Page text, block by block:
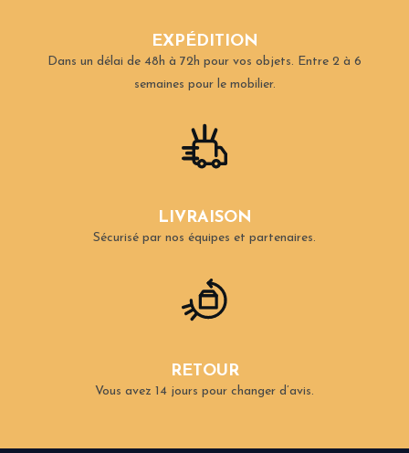
EXPÉDITION
Dans un délai de 48h à 72h pour vos objets. Entre 2 à 6
semaines pour le mobilier.
LIVRAISON
Sécurisé par nos équipes et partenaires.
RETOUR
Vous avez 14 jours pour changer d’avis.